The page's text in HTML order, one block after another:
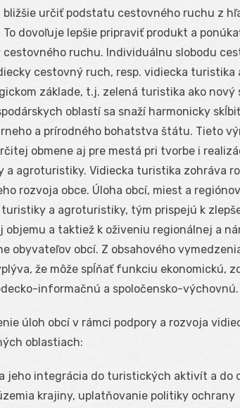
určiť podstatu cestovného ruchu z
dovoľuje lepšie pripraviť produkt a
ruchu. Individuálnu slobodu
cestovný ruch, resp. vidiecka turistika
základe, t.j. zelená turistika ako nový
oblastí sa snaží harmonicky
a prírodného bohatstva štátu. Tieto
obmene aj pre mestá pri tvorbe i
agroturistiky. Vidiecka turistika zohráva
rozvoja obce. Úloha obcí, miest a
a agroturistiky, tým prispejú k
a taktiež k oživeniu regionálnej a
obyvateľov obcí. Z obsahového
že môže spĺňať funkciu ekonomickú,
informačnú a spoločensko-výchovnú.
úloh obcí v rámci podpory a rozvoja
oblastiach:
jeho integrácia do turistických aktivít a do
krajiny, uplatňovanie politiky ochrany